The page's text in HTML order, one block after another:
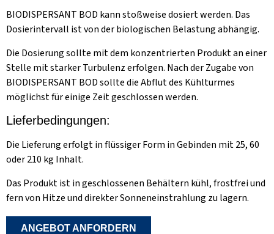
BIODISPERSANT BOD kann stoßweise dosiert werden. Das
Dosierintervall ist von der biologischen Belastung abhängig.
Die Dosierung sollte mit dem konzentrierten Produkt an einer
Stelle mit starker Turbulenz erfolgen. Nach der Zugabe von
BIODISPERSANT BOD sollte die Abflut des Kühlturmes
möglichst für einige Zeit geschlossen werden.
Lieferbedingungen:
Die Lieferung erfolgt in flüssiger Form in Gebinden mit 25, 60
oder 210 kg Inhalt.
Das Produkt ist in geschlossenen Behältern kühl, frostfrei und
fern von Hitze und direkter Sonneneinstrahlung zu lagern.
ANGEBOT ANFORDERN